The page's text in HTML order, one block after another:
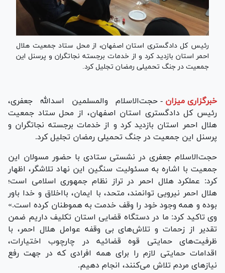
رئیس کل دادگستری استان اصفهان، از محل ستاد جمعیت هلال
احمر استان بازدید کرد و از خدمات برجسته نجاتگران و پرسنل این
جمعیت در جنگ تحمیلی رمضان تجلیل کرد.
خبرگزاری میزان - حجت‌الاسلام والمسلمین اسدالله جعفری،
رئیس کل دادگستری استان اصفهان، از محل ستاد جمعیت
هلال احمر استان بازدید کرد و از خدمات برجسته نجاتگران و
پرسنل این جمعیت در جنگ تحمیلی رمضان تجلیل کرد.
حجت‌الاسلام جعفری در نشستی ستادی با حضور مسولان این
جمعیت با اشاره به مسئولیت سنگین این نهاد تلاشگر، اظهار
کرد: عملکرد هلال احمر در تراز نظام جمهوری اسلامی است؛
هلال احمر نیرویی توانمند، متحد، با ایمان، بااخلاق و خدا باور
بوده و همه وجود خود را وقف خدمت به هموطنان کرده است.»
وی تاکید کرد: ما در دستگاه قضایی استان تکلیف داریم ضمن
تقدیر از زحمات و تلاش‌های بی وقفه عوامل هلال احمر، با
ظرفیت‌های حمایتی قوه قضائیه در چارچوب اختیارات،
اقدامات حمایتی لازم را برای همه افرادی که در جهت رفع
نیاز‌های مردم تلاش می‌کنند، انجام دهیم.